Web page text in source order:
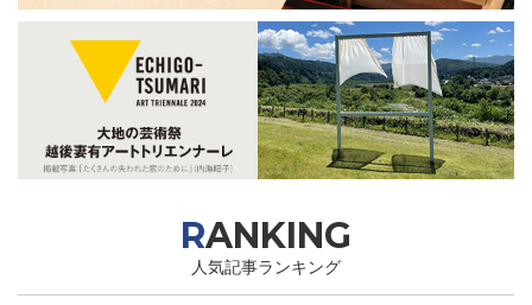
RANKING
人気記事ランキング